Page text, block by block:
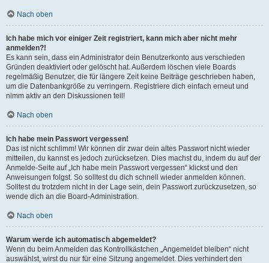
Nach oben
Ich habe mich vor einiger Zeit registriert, kann mich aber nicht mehr
anmelden?!
Es kann sein, dass ein Administrator dein Benutzerkonto aus verschieden
Gründen deaktiviert oder gelöscht hat. Außerdem löschen viele Boards
regelmäßig Benutzer, die für längere Zeit keine Beiträge geschrieben haben,
um die Datenbankgröße zu verringern. Registriere dich einfach erneut und
nimm aktiv an den Diskussionen teil!
Nach oben
Ich habe mein Passwort vergessen!
Das ist nicht schlimm! Wir können dir zwar dein altes Passwort nicht wieder
mitteilen, du kannst es jedoch zurücksetzen. Dies machst du, indem du auf der
Anmelde-Seite auf „Ich habe mein Passwort vergessen“ klickst und den
Anweisungen folgst. So solltest du dich schnell wieder anmelden können.
Solltest du trotzdem nicht in der Lage sein, dein Passwort zurückzusetzen, so
wende dich an die Board-Administration.
Nach oben
Warum werde ich automatisch abgemeldet?
Wenn du beim Anmelden das Kontrollkästchen „Angemeldet bleiben“ nicht
auswählst, wirst du nur für eine Sitzung angemeldet. Dies verhindert den